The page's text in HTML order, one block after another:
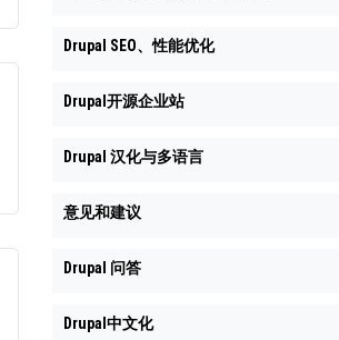
Drupal SEO、性能优化
Drupal开源企业站
Drupal 汉化与多语言
意见和建议
Drupal 问答
Drupal中文化